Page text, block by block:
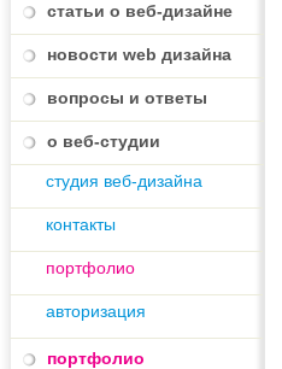
статьи о веб-дизайне
новости web дизайна
вопросы и ответы
о веб-студии
студия веб-дизайна
контакты
портфолио
авторизация
портфолио